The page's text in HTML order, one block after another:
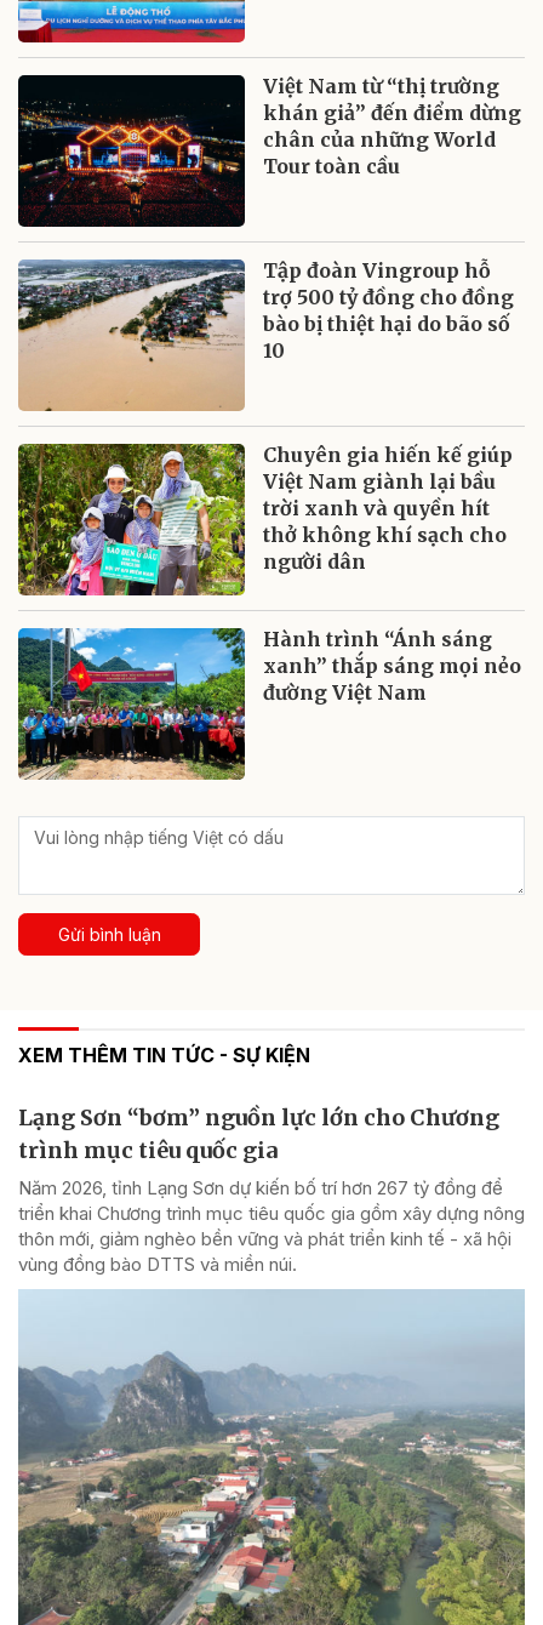
Việt Nam từ “thị trường
khán giả” đến điểm dừng
chân của những World
Tour toàn cầu
Tập đoàn Vingroup hỗ
trợ 500 tỷ đồng cho đồng
bào bị thiệt hại do bão số
10
Chuyên gia hiến kế giúp
Việt Nam giành lại bầu
trời xanh và quyền hít
thở không khí sạch cho
người dân
Hành trình “Ánh sáng
xanh” thắp sáng mọi nẻo
đường Việt Nam
Gửi bình luận
XEM THÊM TIN TỨC - SỰ KIỆN
Lạng Sơn “bơm” nguồn lực lớn cho Chương
trình mục tiêu quốc gia
Năm 2026, tỉnh Lạng Sơn dự kiến bố trí hơn 267 tỷ đồng để
triển khai Chương trình mục tiêu quốc gia gồm xây dựng nông
thôn mới, giảm nghèo bền vững và phát triển kinh tế - xã hội
vùng đồng bào DTTS và miền núi.